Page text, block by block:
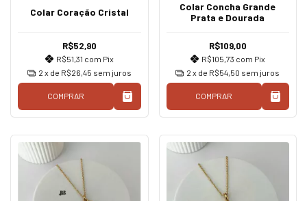
Colar Coração Cristal
R$52,90
R$51,31 com Pix
2 x de R$26,45 sem juros
COMPRAR
Colar Concha Grande
Prata e Dourada
R$109,00
R$105,73 com Pix
2 x de R$54,50 sem juros
COMPRAR